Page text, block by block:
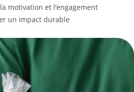
motivation et l’engagement
un impact durable